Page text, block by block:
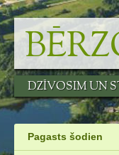
Skip
content
DZĪVOSIM UN
Pagasts šodien